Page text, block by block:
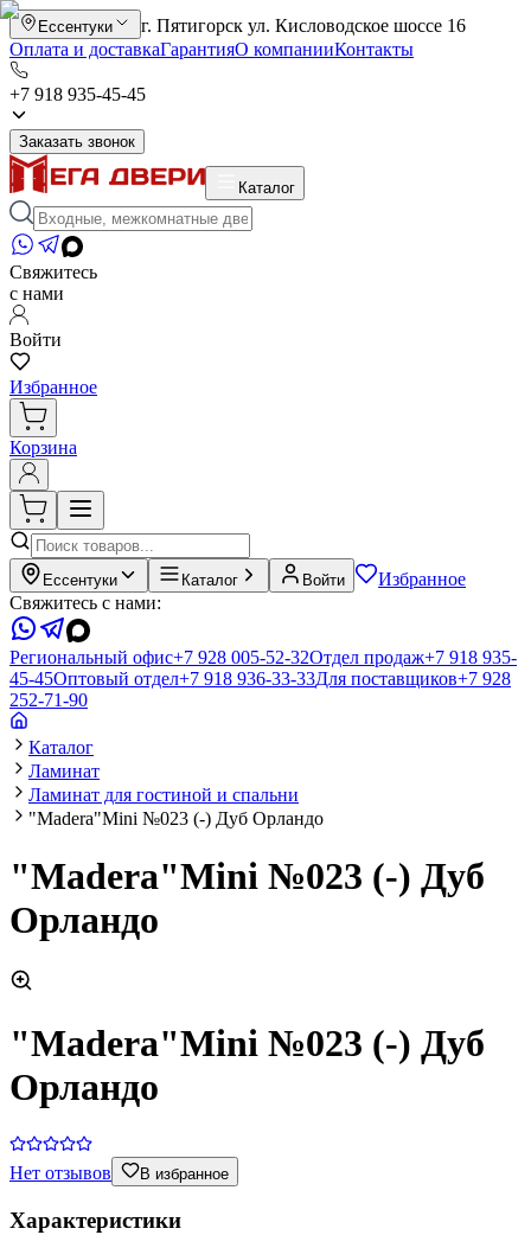
Ессентуки
г. Пятигорск ул. Кисловодское шоссе 16
Оплата и доставкаГарантияО компанииКонтакты
+7 918 935-45-45
Заказать звонок
Каталог
Свяжитесь
с нами
Войти
Избранное
Корзина
Ессентуки Каталог Войти
Избранное
Свяжитесь с нами:
Региональный офис+7 928 005-52-32Отдел продаж+7 918 935-
45-45Оптовый отдел+7 918 936-33-33Для поставщиков+7 928
252-71-90
Каталог
Ламинат
Ламинат для гостиной и спальни
"Madera"Mini №023 (-) Дуб Орландо
"Madera"Mini №023 (-) Дуб
Орландо
"Madera"Mini №023 (-) Дуб
Орландо
Нет отзывов В избранное
Характеристики